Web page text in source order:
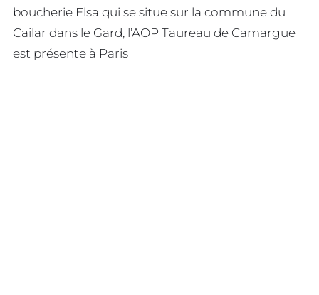
boucherie Elsa qui se situe sur la commune du
Cailar dans le Gard, l’AOP Taureau de Camargue
est présente à Paris